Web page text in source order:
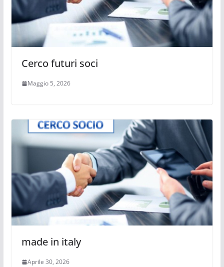
Cerco futuri soci
Maggio 5, 2026
made in italy
Aprile 30, 2026